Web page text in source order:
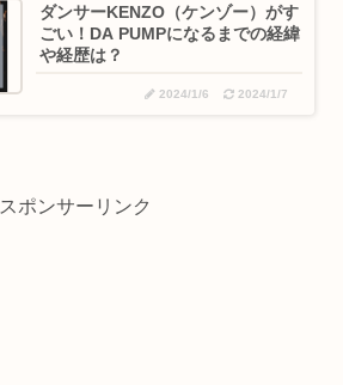
ダンサーKENZO（ケンゾー）がす
ごい！DA PUMPになるまでの経緯
や経歴は？
2024/1/6 2024/1/7
スポンサーリンク